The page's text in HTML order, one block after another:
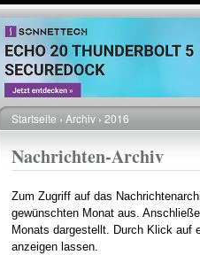
Direkt
zum
Inhalt
Pfadnavigation
Startseite Archiv 2016
Nachrichten-Archiv
Zum Zugriff auf das
gewünschten Monat aus.
Monats dargestellt. Durch Klick auf
anzeigen lassen.